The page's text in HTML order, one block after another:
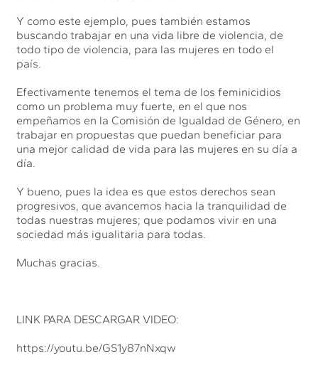
Y como este ejemplo, pues también estamos
buscando trabajar en una vida libre de violencia, de
todo tipo de violencia, para las mujeres en todo el
país.
Efectivamente tenemos el tema de los feminicidios
como un problema muy fuerte, en el que nos
empeñamos en la Comisión de Igualdad de Género, en
trabajar en propuestas que puedan beneficiar para
una mejor calidad de vida para las mujeres en su día a
día.
Y bueno, pues la idea es que estos derechos sean
progresivos, que avancemos hacia la tranquilidad de
todas nuestras mujeres; que podamos vivir en una
sociedad más igualitaria para todas.
Muchas gracias.
LINK PARA DESCARGAR VIDEO:
https://youtu.be/GS1y87nNxqw